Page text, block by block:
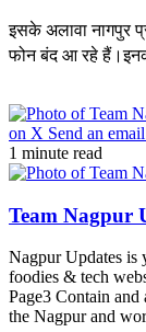
इसके अलावा नागपुर
फोन बंद आ रहे
on X Send an email
1 minute read
Team Nagpur
Nagpur Updates is
foodies & tech
Page3 Contain
the Nagpur and